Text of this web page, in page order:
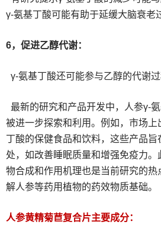
γ-氨基丁酸可能有助于延缓大脑衰老
6，促进乙醇代谢：
γ-氨基丁酸还可能参与乙醇的代谢过
最新的研究和产品开发中，人参γ-
被进一步探索和利用。例如，市场上
丁酸的保健食品和饮料，这些产品旨
处，如改善睡眠质量和增强免疫力。
物合成和作用机理也是当前研究的热
解人参等药用植物的药效物质基础。
人参黄精菊苣复合片主要成分：